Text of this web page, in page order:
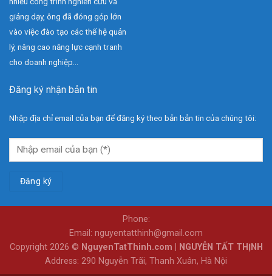
giảng dạy, ông đã đóng góp lớn
vào việc đào tạo các thế hệ quản
lý, nâng cao năng lực cạnh tranh
cho doanh nghiệp...
Đăng ký nhận bản tin
Nhập địa chỉ email của bạn để đăng ký theo bản bản tin của chúng tôi:
Phone:
Email: nguyentatthinh@gmail.com
Copyright 2026 © NguyenTatThinh.com | NGUYỄN TẤT THỊNH
Address: 290 Nguyễn Trãi, Thanh Xuân, Hà Nội